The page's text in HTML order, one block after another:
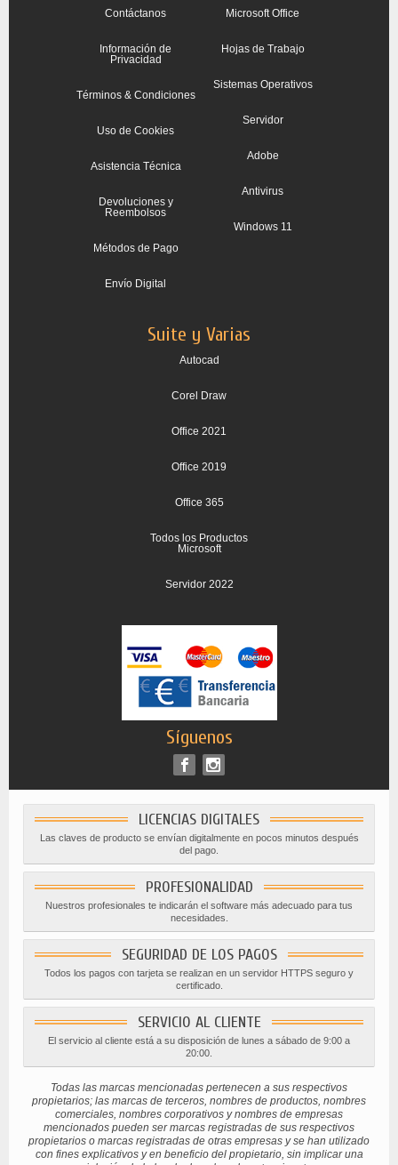
Contáctanos
Información de
Privacidad
Términos & Condiciones
Uso de Cookies
Asistencia Técnica
Devoluciones y
Reembolsos
Métodos de Pago
Envío Digital
Microsoft Office
Hojas de Trabajo
Sistemas Operativos
Servidor
Adobe
Antivirus
Windows 11
Suite y Varias
Autocad
Corel Draw
Office 2021
Office 2019
Office 365
Todos los Productos
Microsoft
Servidor 2022
Síguenos
LICENCIAS DIGITALES
Las claves de producto se envían digitalmente en pocos minutos después
del pago.
PROFESIONALIDAD
Nuestros profesionales te indicarán el software más adecuado para tus
necesidades.
SEGURIDAD DE LOS PAGOS
Todos los pagos con tarjeta se realizan en un servidor HTTPS seguro y
certificado.
SERVICIO AL CLIENTE
El servicio al cliente está a su disposición de lunes a sábado de 9:00 a
20:00.
Todas las marcas mencionadas pertenecen a sus respectivos
propietarios; las marcas de terceros, nombres de productos, nombres
comerciales, nombres corporativos y nombres de empresas
mencionados pueden ser marcas registradas de sus respectivos
propietarios o marcas registradas de otras empresas y se han utilizado
con fines explicativos y en beneficio del propietario, sin implicar una